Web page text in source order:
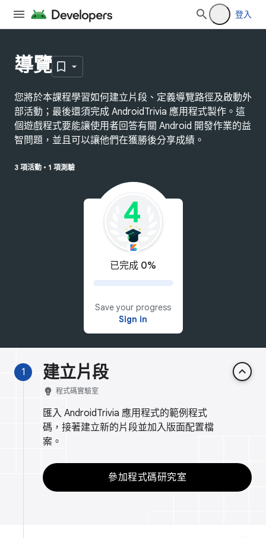
登入
導覽
您將於本課程學習如何建立片段、定義導覽路徑及啟動外
部活動；最後還須完成 AndroidTrivia 應用程式製作。這
個遊戲程式要能讓使用者回答有關 Android 開發作業的益
智問題，並且可以讓他們在獲勝後分享成績。
3 項活動 • 1 項測驗
已完成 0%
Save your progress
Sign in
1 建立片段 keyboard_arrow_up
emoji_objects 程式碼實驗室
匯入 AndroidTrivia 應用程式的範例程式
碼，接著建立新的片段並加入版面配置檔
案。
參加程式碼研究室